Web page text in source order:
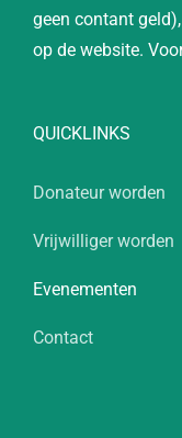
geen contant
op de website.
QUICKLINKS
Donateur worden
Vrijwilliger worden
Evenementen
Contact